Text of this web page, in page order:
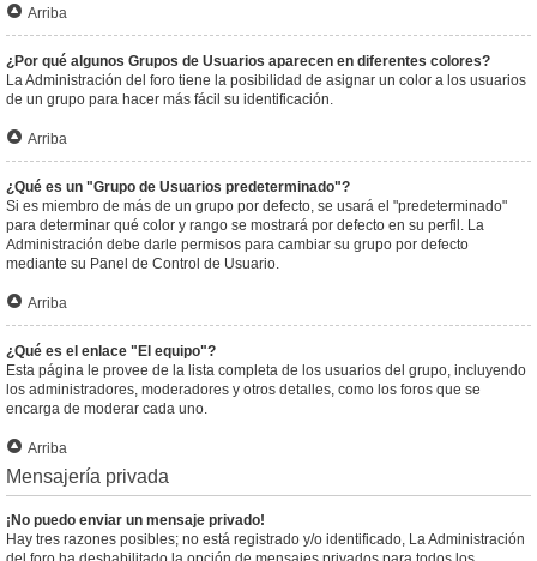
Arriba
¿Por qué algunos Grupos de Usuarios aparecen en diferentes colores?
La Administración del foro tiene la posibilidad de asignar un color a los usuarios
de un grupo para hacer más fácil su identificación.
Arriba
¿Qué es un "Grupo de Usuarios predeterminado"?
Si es miembro de más de un grupo por defecto, se usará el "predeterminado"
para determinar qué color y rango se mostrará por defecto en su perfil. La
Administración debe darle permisos para cambiar su grupo por defecto
mediante su Panel de Control de Usuario.
Arriba
¿Qué es el enlace "El equipo"?
Esta página le provee de la lista completa de los usuarios del grupo, incluyendo
los administradores, moderadores y otros detalles, como los foros que se
encarga de moderar cada uno.
Arriba
Mensajería privada
¡No puedo enviar un mensaje privado!
Hay tres razones posibles; no está registrado y/o identificado, La Administración